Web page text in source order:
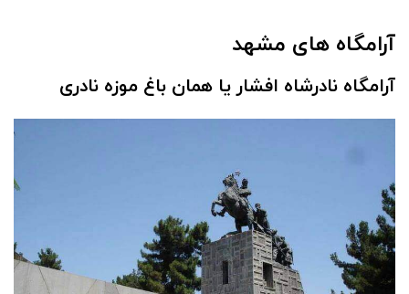
آرامگاه های مشهد
آرامگاه نادرشاه افشاریا همان باغ موزه نادری